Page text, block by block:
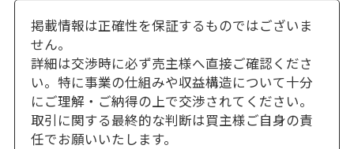
掲載情報は正確性を保証するものではございま
せん。
詳細は交渉時に必ず売主様へ直接ご確認くださ
い。特に事業の仕組みや収益構造について十分
にご理解・ご納得の上で交渉されてください。
取引に関する最終的な判断は買主様ご自身の責
任でお願いいたします。